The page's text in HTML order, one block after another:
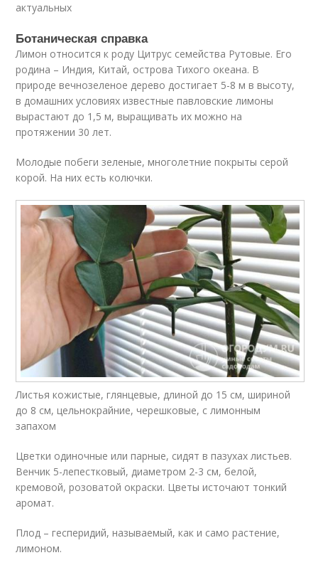
актуальных
Ботаническая справка
Лимон относится к роду Цитрус семейства Рутовые. Его
родина – Индия, Китай, острова Тихого океана. В
природе вечнозеленое дерево достигает 5-8 м в высоту,
в домашних условиях известные павловские лимоны
вырастают до 1,5 м, выращивать их можно на
протяжении 30 лет.
Молодые побеги зеленые, многолетние покрыты серой
корой. На них есть колючки.
Листья кожистые, глянцевые, длиной до 15 см, шириной
до 8 см, цельнокрайние, черешковые, с лимонным
запахом
Цветки одиночные или парные, сидят в пазухах листьев.
Венчик 5-лепестковый, диаметром 2-3 см, белой,
кремовой, розоватой окраски. Цветы источают тонкий
аромат.
Плод – гесперидий, называемый, как и само растение,
лимоном.